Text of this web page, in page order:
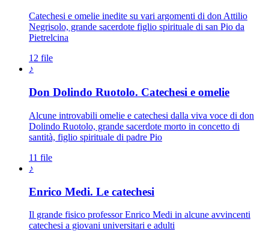
Catechesi e omelie inedite su vari argomenti di don Attilio
Negrisolo, grande sacerdote figlio spirituale di san Pio da
Pietrelcina
12 file
♪
Don Dolindo Ruotolo. Catechesi e omelie
Alcune introvabili omelie e catechesi dalla viva voce di don
Dolindo Ruotolo, grande sacerdote morto in concetto di
santità, figlio spirituale di padre Pio
11 file
♪
Enrico Medi. Le catechesi
Il grande fisico professor Enrico Medi in alcune avvincenti
catechesi a giovani universitari e adulti